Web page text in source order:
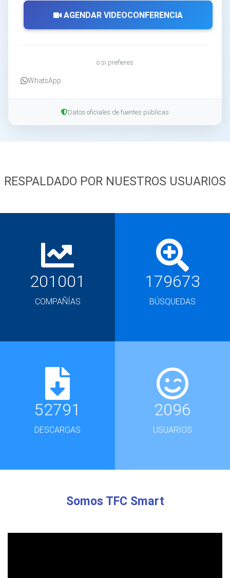
AGENDAR VIDEOCONFERENCIA
o si prefieres
WhatsApp
Datos oficiales de fuentes públicas
RESPALDADO POR NUESTROS USUARIOS
201001
COMPAÑÍAS
179673
BÚSQUEDAS
52791
DESCARGAS
2096
USUARIOS
Somos TFC Smart